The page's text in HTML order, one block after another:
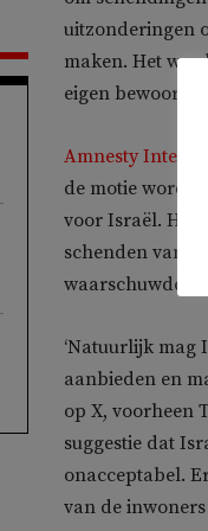
uitzonderingen
maken. Het
eigen
Amnesty
de motie wordt
voor Israël. Het
schenden van
waarschuwde
‘Natuurlijk mag
aanbieden en
op X, voorheen
suggestie dat
onacceptabel.
van de